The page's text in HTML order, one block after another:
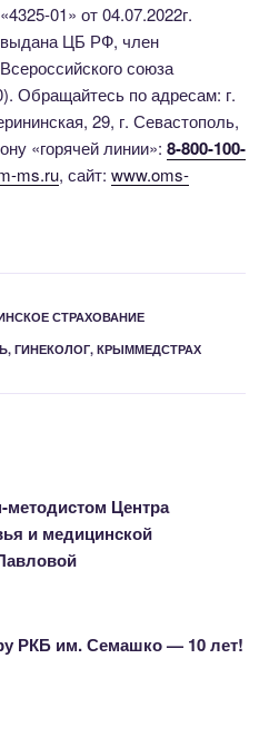
«4325-01» от 04.07.2022г.
выдана ЦБ РФ, член
Всероссийского союза
Обращайтесь по адресам: г.
29, г. Севастополь,
«горячей линии»: 8-800-100-
ms.ru, сайт: www.oms-
СТРАХОВАНИЕ
, ГИНЕКОЛОГ, КРЫММЕДСТРАХ
Центра
и медицинской
РКБ им. Семашко — 10 лет!